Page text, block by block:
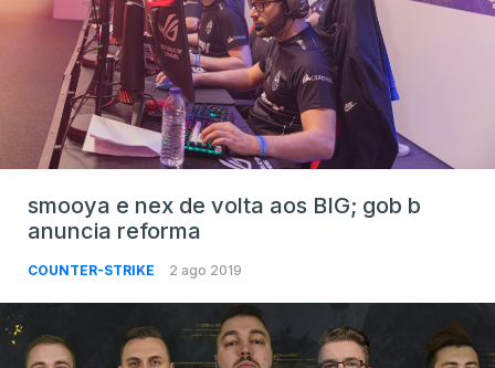
smooya e nex de volta aos BIG; gob b
anuncia reforma
COUNTER-STRIKE 2 ago 2019